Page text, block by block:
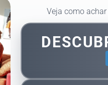
Veja como